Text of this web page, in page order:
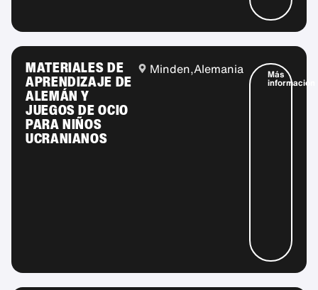
MATERIALES DE
APRENDIZAJE DE
ALEMÁN Y
JUEGOS DE OCIO
PARA NIÑOS
UCRANIANOS
Minden,Alemania Más
información